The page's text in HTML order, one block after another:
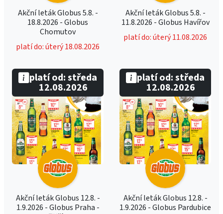
Akční leták Globus 5.8. -
18.8.2026 - Globus
Chomutov
platí do: úterý 18.08.2026
Akční leták Globus 5.8. -
11.8.2026 - Globus Havířov
platí do: úterý 11.08.2026
Akční leták Globus 12.8. -
1.9.2026 - Globus Praha -
platí od: středa
12.08.2026
Akční leták Globus 12.8. -
1.9.2026 - Globus Pardubice
platí od: středa
12.08.2026